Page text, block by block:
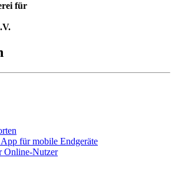
für
für mobile Endgeräte
Online-Nutzer